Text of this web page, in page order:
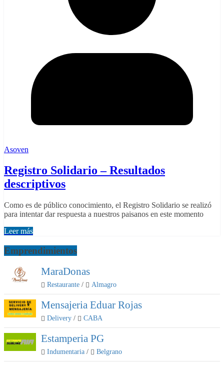
Asoven
Registro Solidario – Resultados
descriptivos
Como es de público conocimiento, el Registro Solidario se realizó
para intentar dar respuesta a nuestros paisanos en este momento
Leer más
Emprendimientos
MaraDonas
Restaurante / Almagro
Mensajeria Eduar Rojas
Delivery / CABA
Estamperia PG
Indumentaria / Belgrano